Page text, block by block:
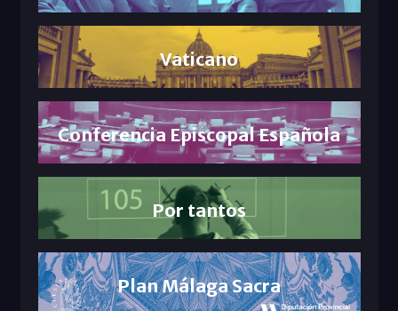
Vaticano
Conferencia Episcopal Española
Por tantos
Plan Málaga Sacra